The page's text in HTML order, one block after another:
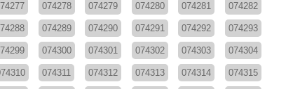
074278 074279 074280 074281 074282
074289 074290 074291 074292 074293
074300 074301 074302 074303 074304
074311 074312 074313 074314 074315